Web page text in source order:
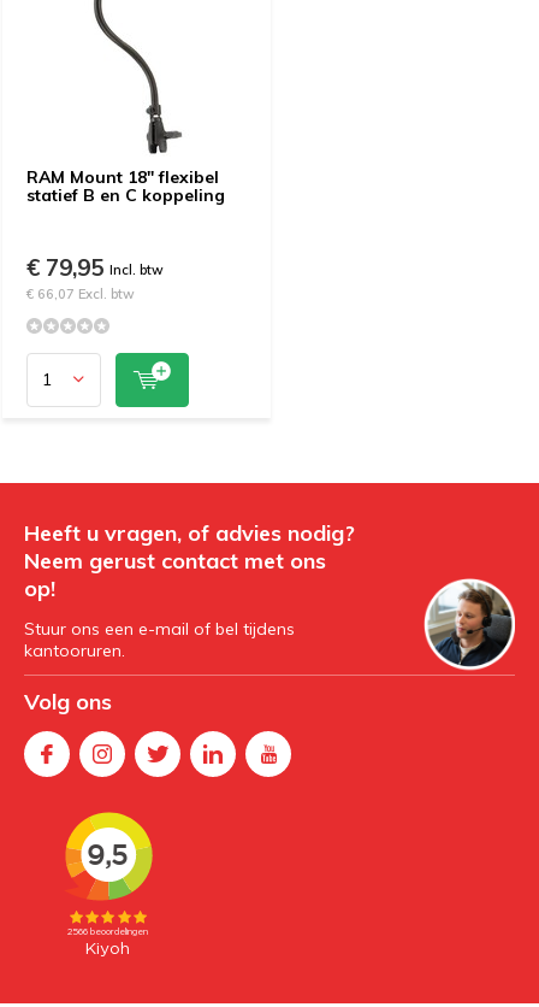
RAM Mount 18" flexibel
statief B en C koppeling
€ 79,95 Incl. btw
€ 66,07 Excl. btw
Heeft u vragen, of advies nodig?
Neem gerust contact met ons
op!
Stuur ons een e-mail of bel tijdens
kantooruren.
Volg ons